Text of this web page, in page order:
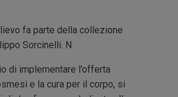
fa parte della collezione
Sorcinelli. N
di implementare l’offerta
e la cura per il corpo, si